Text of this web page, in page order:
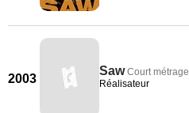
2003
Saw Court métrage
Réalisateur